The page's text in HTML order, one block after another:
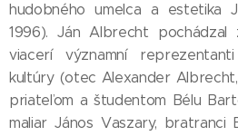
hudobného umelca a estetika
1996). Ján Albrecht
viacerí významní
kultúry (otec Alexander
priateľom a študentom Bélu
maliar János Vaszary, bratranci